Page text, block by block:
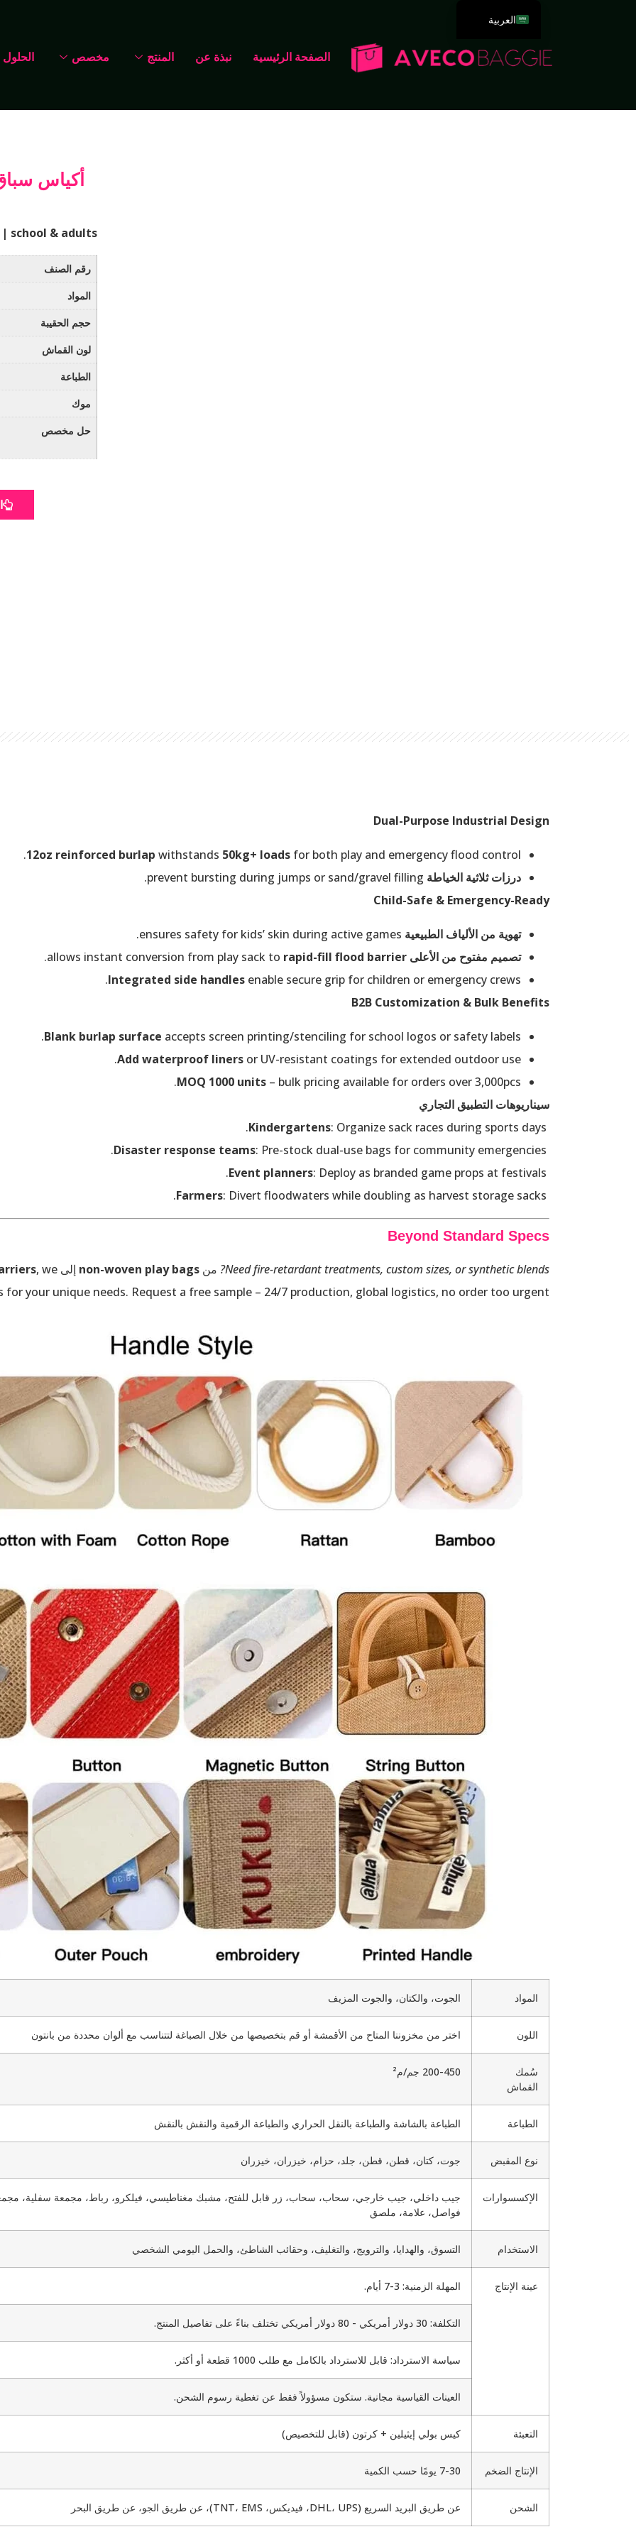
الصفحة الرئيسية نبذة عن المنتج مخصص الحلول
أكياس
school & adults
رقم الصنف
المواد
حجم الحقيبة
لون القماش
الطباعة
موك
حل مخصص
Dual-Purpose Industrial Design
12oz reinforced burlap withstands 50kg+ loads for both play and emergency flood control.
درزات ثلاثية الخياطة
Child-Safe & Emergency-Ready
تهوية من الألياف الطبيعية
تصميم مفتوح من الأعلى rapid-fill flood barrier
.
Integrated side handles enable secure grip for children or emergency crews.
B2B Customization & Bulk Benefits
Blank burlap surface accepts screen printing/stenciling for school logos or safety labels.
Add waterproof liners or UV-resistant coatings for extended outdoor use.
MOQ 1000 units – bulk pricing available for orders over 3,000pcs.
سيناريوهات التطبيق التجاري
Kindergartens: Organize sack races during sports days.
Disaster response teams: Pre-stock dual-use bags for community emergencies.
Event planners: Deploy as branded game props at festivals.
Farmers: Divert floodwaters while doubling as harvest storage sacks.
Beyond Standard Specs
Need fire-retardant treatments, custom sizes, or synthetic blends? من non-woven play bags إلى , we
for your unique needs. Request a free sample – 24/7 production, global logistics, no order too urgent.
المواد الجوت، والكتان، والجوت المزيف
اللون اختر من مخزوننا المتاح من الأقمشة أو قم بتخصيصها من خلال الصباغة لتتناسب مع ألوان محددة من بانتون
سُمك
القماش
200-450 جم/م²
الطباعة الطباعة بالشاشة والطباعة بالنقل الحراري والطباعة الرقمية والنقش بالنقش
نوع المقبض جوت، كتان، قطن، قطن، جلد، حزام، خيزران، خيزران
الإكسسوارات
فواصل، علامة، ملصق
الاستخدام التسوق، والهدايا، والترويج، والتغليف، وحقائب الشاطئ، والحمل اليومي الشخصي
عينة الإنتاج المهلة الزمنية: 3-7 أيام.
التكلفة: 30 دولار أمريكي - 80 دولار أمريكي تختلف بناءً على تفاصيل المنتج.
سياسة الاسترداد: قابل للاسترداد بالكامل مع طلب 1000 قطعة أو أكثر.
العينات القياسية مجانية. ستكون مسؤولاً فقط عن تغطية رسوم الشحن.
التعبئة كيس بولي إيثيلين + كرتون (قابل للتخصيص)
الإنتاج الضخم 7-30 يومًا حسب الكمية
الشحن عن طريق البريد السريع (DHL، UPS، فيديكس، TNT، EMS)، عن طريق الجو، عن طريق البحر
العربية
Deutsch
Português